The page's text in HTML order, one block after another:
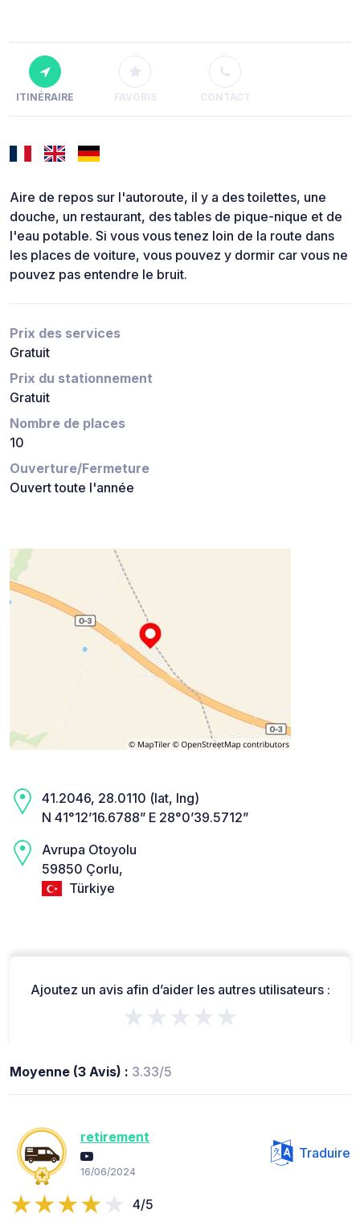
ITINÉRAIRE FAVORIS CONTACT
Aire de repos sur l'autoroute, il y a des toilettes, une
douche, un restaurant, des tables de pique-nique et de
l'eau potable. Si vous vous tenez loin de la route dans
les places de voiture, vous pouvez y dormir car vous ne
pouvez pas entendre le bruit.
Prix des services
Gratuit
Prix du stationnement
Gratuit
Nombre de places
10
Ouverture/Fermeture
Ouvert toute l'année
41.2046, 28.0110 (lat, lng)
N 41°12’16.6788” E 28°0’39.5712”
Avrupa Otoyolu
59850 Çorlu,
Türkiye
Ajoutez un avis afin d’aider les autres utilisateurs :
★★★★★
Moyenne (3 Avis) : 3.33/5
retirement
16/06/2024
Traduire
4/5